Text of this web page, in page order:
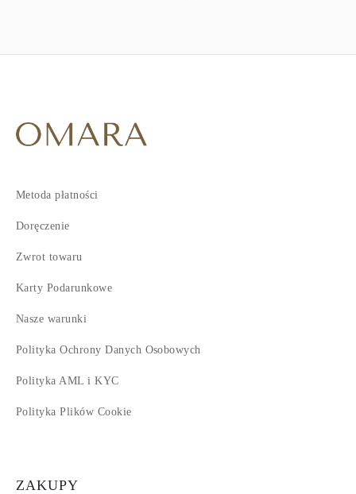
Metoda płatności
Doręczenie
Zwrot towaru
Karty Podarunkowe
Nasze warunki
Polityka Ochrony Danych Osobowych
Polityka AML i KYC
Polityka Plików Cookie
ZAKUPY